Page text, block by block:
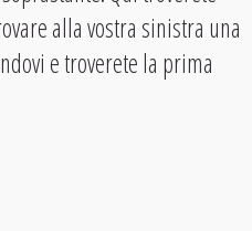
alla vostra sinistra una
e troverete la prima